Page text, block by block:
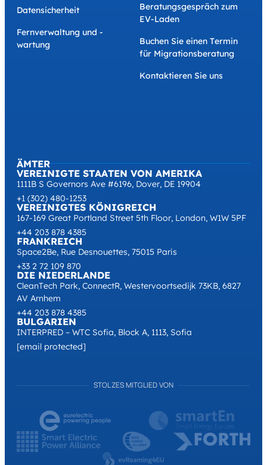
ÄMTER
VEREINIGTE STAATEN VON AMERIKA
1111B S Governors Ave #6196, Dover, DE 19904
+1 (302) 480-1253
VEREINIGTES KÖNIGREICH
167-169 Great Portland Street 5th Floor, London, W1W 5PF
+44 203 878 4385
FRANKREICH
Space2Be, Rue Desnouettes, 75015 Paris
+33 2 72 109 870
DIE NIEDERLANDE
CleanTech Park, ConnectR, Westervoortsedijk 73KB, 6827
AV Arnhem
+44 203 878 4385
BULGARIEN
INTERPRED – WTC Sofia, Block A, 1113, Sofia
[email protected]
Datensicherheit
Fernverwaltung und -
wartung
Beratungsgespräch zum
EV-Laden
Buchen Sie einen Termin
für Migrationsberatung
Kontaktieren Sie uns
STOLZES MITGLIED VON